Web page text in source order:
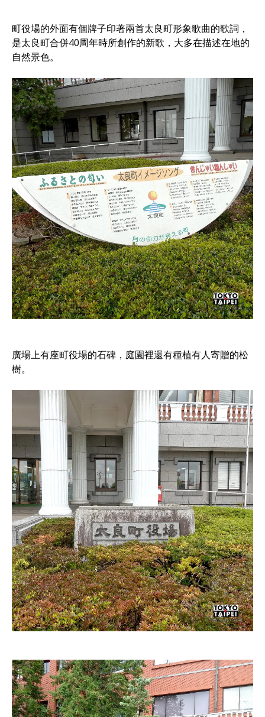
町役場的外面有個牌子印著兩首太良町形象歌曲的歌詞，
是太良町合併40周年時所創作的新歌，大多在描述在地的
自然景色。
廣場上有座町役場的石碑，庭園裡還有種植有人寄贈的松
樹。